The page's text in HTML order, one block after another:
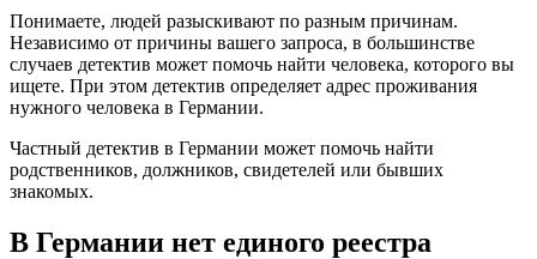
Понимаете, людей разыскивают по разным причинам.
Независимо от причины вашего запроса, в большинстве
случаев детектив может помочь найти человека, которого вы
ищете. При этом детектив определяет адрес проживания
нужного человека в Германии.
Частный детектив в Германии может помочь найти
родственников, должников, свидетелей или бывших
знакомых.
В Германии нет единого реестра